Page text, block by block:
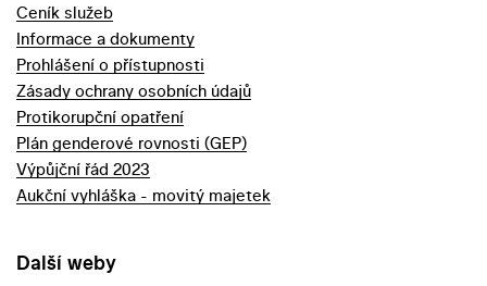
Ceník služeb
Informace a dokumenty
Prohlášení o přístupnosti
Zásady ochrany osobních údajů
Protikorupční opatření
Plán genderové rovnosti (GEP)
Výpůjční řád 2023
Aukční vyhláška - movitý majetek
Další weby